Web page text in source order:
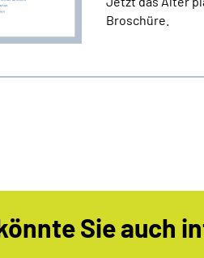
Broschüre.
Sie auch